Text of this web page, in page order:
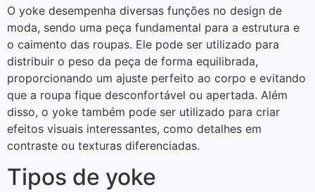
O yoke desempenha diversas funções no design de
moda, sendo uma peça fundamental para a estrutura e
o caimento das roupas. Ele pode ser utilizado para
distribuir o peso da peça de forma equilibrada,
proporcionando um ajuste perfeito ao corpo e evitando
que a roupa fique desconfortável ou apertada. Além
disso, o yoke também pode ser utilizado para criar
efeitos visuais interessantes, como detalhes em
contraste ou texturas diferenciadas.
Tipos de yoke